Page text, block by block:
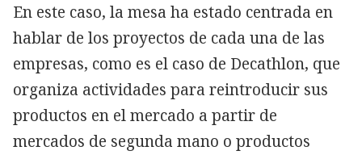
En este caso, la mesa ha estado centrada en
hablar de los proyectos de cada una de las
empresas, como es el caso de Decathlon, que
organiza actividades para reintroducir sus
productos en el mercado a partir de
mercados de segunda mano o productos